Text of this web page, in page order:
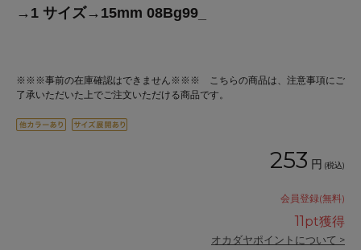
→1 サイズ→15mm 08Bg99_
※※※事前の在庫確認はできません※※※ こちらの商品は、注意事項にご
了承いただいた上でご注文いただける商品です。
253 円 (税込)
会員登録(無料)
11pt獲得
オカダヤポイントについて >